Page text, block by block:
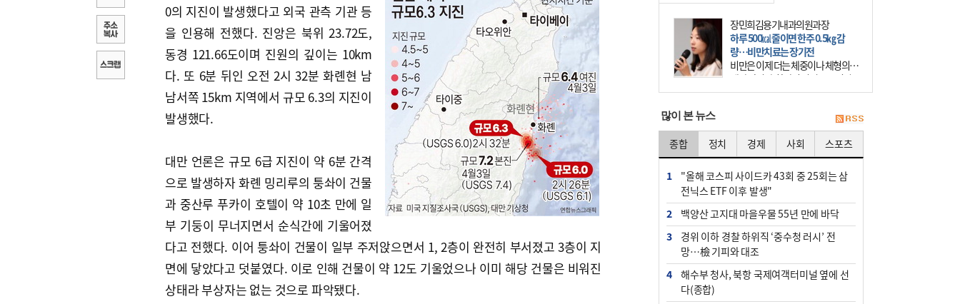
0의 지진이 발생했다고 외국 관측 기관 등
을 인용해 전했다. 진앙은 북위 23.72도,
동경 121.66도이며 진원의 깊이는 10km
다. 또 6분 뒤인 오전 2시 32분 화롄현 남
남서쪽 15km 지역에서 규모 6.3의 지진이
발생했다.
대만 언론은 규모 6급 지진이 약 6분 간격
으로 발생하자 화롄 밍리루의 퉁솨이 건물
과 중산루 푸카이 호텔이 약 10초 만에 일
부 기둥이 무너지면서 순식간에 기울어졌
다고 전했다. 이어 퉁솨이 건물이 일부 주저앉으면서 1, 2층이 완전히 부서졌고 3층이 지
면에 닿았다고 덧붙였다. 이로 인해 건물이 약 12도 기울었으나 이미 해당 건물은 비워진
상태라 부상자는 없는 것으로 파악됐다.
장민희김용기내과의원과장
하루 500㎉ 줄이면 한주 0.5㎏ 감
량…비만치료는 장기전
비만은 이제 더는 체중이나 체형의 문
제가 아니다. 하나의 질병으로 인지
하고 치료와 관리를 해야 한다. 세계
많이 본 뉴스
종합 정치 경제 사회 스포츠
1
"올해 코스피 사이드카 43회 중 25회는 삼
전닉스 ETF 이후 발생"
2
백양산 고지대 마을우물 55년 만에 바닥
3
경위 이하 경찰 하위직 ‘중수청 러시’ 전
망…檢 기피와 대조
4
해수부 청사, 북항 국제여객터미널 옆에 선
다(종합)